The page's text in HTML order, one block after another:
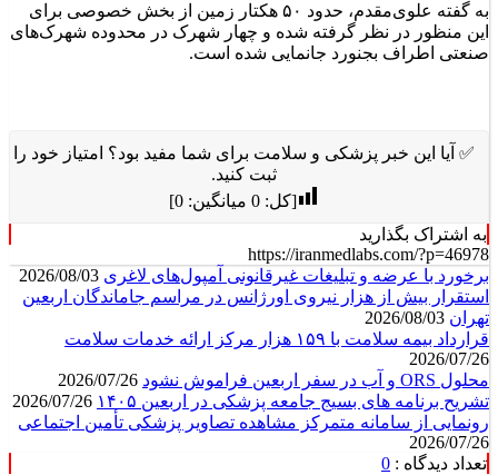
به گفته علوی‌مقدم، حدود ۵۰ هکتار زمین از بخش خصوصی برای
این منظور در نظر گرفته شده و چهار شهرک در محدوده شهرک‌های
صنعتی اطراف بجنورد جانمایی شده است.
✅ آیا این خبر پزشکی و سلامت برای شما مفید بود؟ امتیاز خود را
ثبت کنید.
[کل:0 میانگین:0
]
به اشتراک بگذارید
https://iranmedlabs.com/?p=46978
برخورد با عرضه و تبلیغات غیرقانونی آمپول‌های لاغری
استقرار بیش از هزار نیروی اورژانس در مراسم جاماندگان اربعین
تهران
قرارداد بیمه سلامت با ۱۵۹ هزار مرکز ارائه خدمات سلامت
2026/07/26
محلول ORS و آب در سفر اربعین فراموش نشود
تشریح برنامه های بسیج جامعه پزشکی در اربعین ۱۴۰۵
رونمایی از سامانه متمرکز مشاهده تصاویر پزشکی تأمین اجتماعی
2026/07/26
تعداد دیدگاه : 0